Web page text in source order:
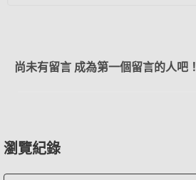
尚未有留言 成為第一個留言的人吧！
瀏覽紀錄